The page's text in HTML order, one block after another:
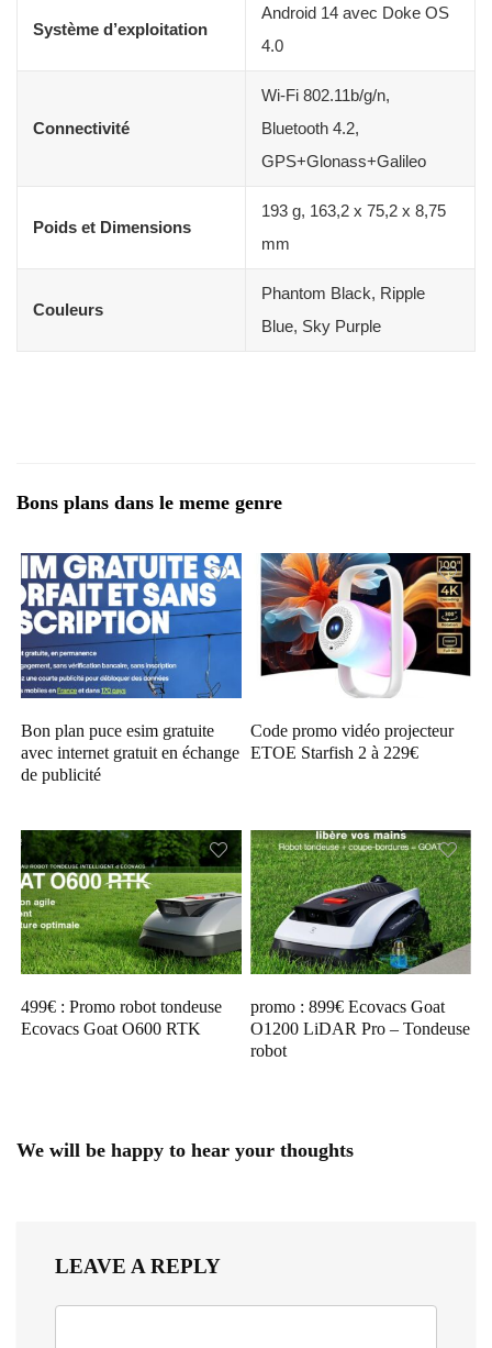
Système d’exploitation
Android 14 avec Doke OS
4.0
Connectivité
Wi-Fi 802.11b/g/n,
Bluetooth 4.2,
GPS+Glonass+Galileo
Poids et Dimensions
193 g, 163,2 x 75,2 x 8,75
mm
Couleurs
Phantom Black, Ripple
Blue, Sky Purple
Bons plans dans le meme genre
Bon plan puce esim gratuite
avec internet gratuit en échange
de publicité
Code promo vidéo projecteur
ETOE Starfish 2 à 229€
499€ : Promo robot tondeuse
Ecovacs Goat O600 RTK
promo : 899€ Ecovacs Goat
O1200 LiDAR Pro – Tondeuse
robot
We will be happy to hear your thoughts
LEAVE A REPLY